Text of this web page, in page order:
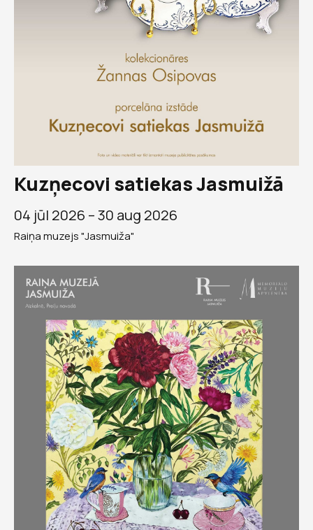
Kuzņecovi satiekas Jasmuižā
04 jūl 2026 –30 aug 2026
Raiņa muzejs "Jasmuiža"